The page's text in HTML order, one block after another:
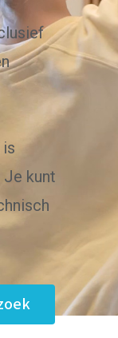
Je kunt